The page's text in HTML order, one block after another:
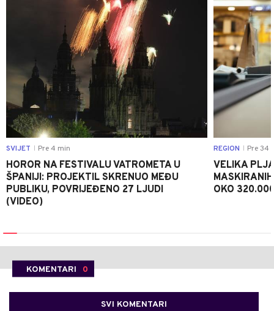
SVIJET Pre 4 min
HOROR NA FESTIVALU VATROMETA U
ŠPANIJI: PROJEKTIL SKRENUO MEĐU
PUBLIKU, POVRIJEĐENO 27 LJUDI
(VIDEO)
REGION Pre 34
VELIKA
OKO
KOMENTARI 0
SVI KOMENTARI